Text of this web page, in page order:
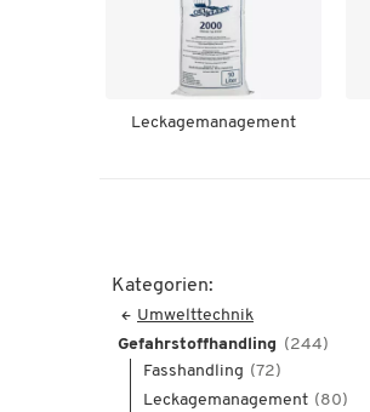
Leckagemanagement
Kategorien:
Umwelttechnik
Gefahrstoffhandling (244)
Fasshandling (72)
Leckagemanagement (80)